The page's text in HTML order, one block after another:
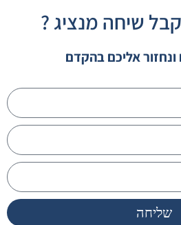
שיחה מנציג ?
אליכם בהקדם
שליחה